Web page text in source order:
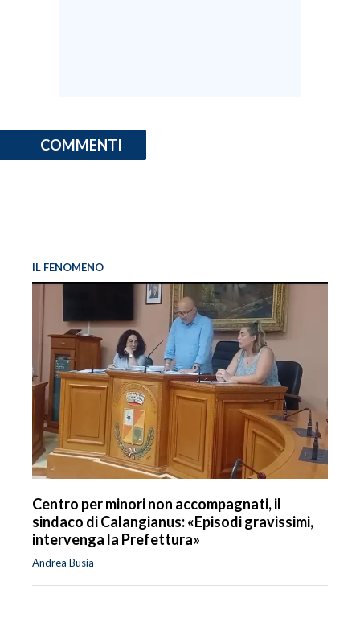
COMMENTI
IL FENOMENO
Centro per minori non accompagnati, il
sindaco di Calangianus: «Episodi gravissimi,
intervenga la Prefettura»
Andrea Busia